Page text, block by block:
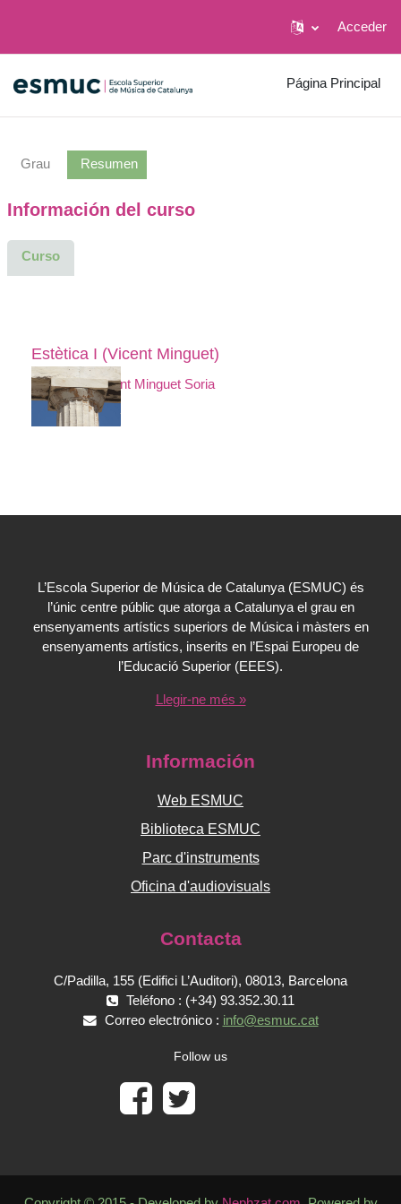
Acceder
Página Principal
Grau Resumen
Información del curso
Curso
Estètica I (Vicent Minguet)
Profesor:Vicent Minguet Soria
L’Escola Superior de Música de Catalunya (ESMUC) és
l’únic centre públic que atorga a Catalunya el grau en
ensenyaments artístics superiors de Música i màsters en
ensenyaments artístics, inserits en l’Espai Europeu de
l’Educació Superior (EEES).
Llegir-ne més »
Información
Web ESMUC
Biblioteca ESMUC
Parc d'instruments
Oficina d'audiovisuals
Contacta
C/Padilla, 155 (Edifici L’Auditori), 08013, Barcelona
Teléfono : (+34) 93.352.30.11
Correo electrónico : info@esmuc.cat
Follow us